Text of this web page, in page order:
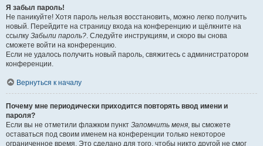
Я забыл пароль!
Не паникуйте! Хотя пароль нельзя восстановить, можно легко получить
новый. Перейдите на страницу входа на конференцию и щёлкните на
ссылку Забыли пароль?. Следуйте инструкциям, и скоро вы снова
сможете войти на конференцию.
Если не удалось получить новый пароль, свяжитесь с администратором
конференции.
Вернуться к началу
Почему мне периодически приходится повторять ввод имени и
пароля?
Если вы не отметили флажком пункт Запомнить меня, вы сможете
оставаться под своим именем на конференции только некоторое
ограниченное время. Это сделано для того, чтобы никто другой не смог